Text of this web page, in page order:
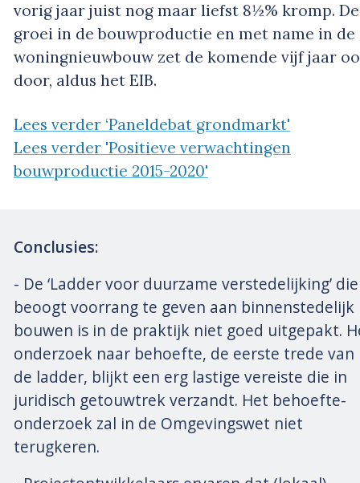
vorig jaar juist nog maar liefst 8½% kromp. De
groei in de bouwproductie en met name in de
woningnieuwbouw zet de komende vijf jaar
door, aldus het EIB.
Lees verder ‘Paneldebat grondmarkt'
Lees verder 'Positieve verwachtingen
bouwproductie 2015-2020'
Conclusies:
- De ‘Ladder voor duurzame verstedelijking’ die
beoogt voorrang te geven aan binnenstedelijk
bouwen is in de praktijk niet goed uitgepakt.
onderzoek naar behoefte, de eerste trede van
de ladder, blijkt een erg lastige vereiste die in
juridisch getouwtrek verzandt. Het behoefte-
onderzoek zal in de Omgevingswet niet
terugkeren.